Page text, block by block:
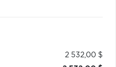
2 532,00 $